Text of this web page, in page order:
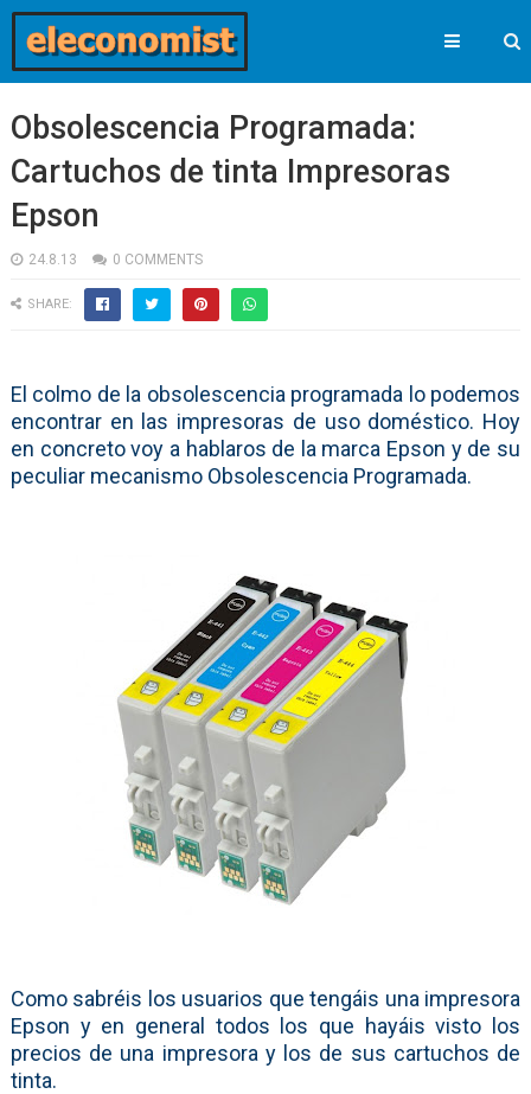
Obsolescencia Programada:
Cartuchos de tinta Impresoras
Epson
24.8.13 0 COMMENTS
SHARE:
El colmo de la obsolescencia programada lo podemos
encontrar en las impresoras de uso doméstico. Hoy
en concreto voy a hablaros de la marca Epson y de su
peculiar mecanismo Obsolescencia Programada.
Como sabréis los usuarios que tengáis una impresora
Epson y en general todos los que hayáis visto los
precios de una impresora y los de sus cartuchos de
tinta.